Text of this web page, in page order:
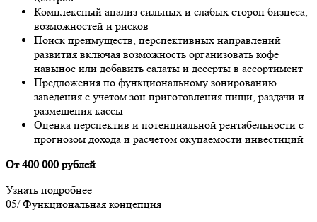
Комплексный анализ сильных и слабых сторон бизнеса,
возможностей и рисков
Поиск преимуществ, перспективных направлений
развития включая возможность организовать кофе
навынос или добавить салаты и десерты в ассортимент
Предложения по функциональному зонированию
заведения с учетом зон приготовления пищи, раздачи и
размещения кассы
Оценка перспектив и потенциальной рентабельности с
прогнозом дохода и расчетом окупаемости инвестиций
От 400 000 рублей
Узнать подробнее
05/Функциональная концепция